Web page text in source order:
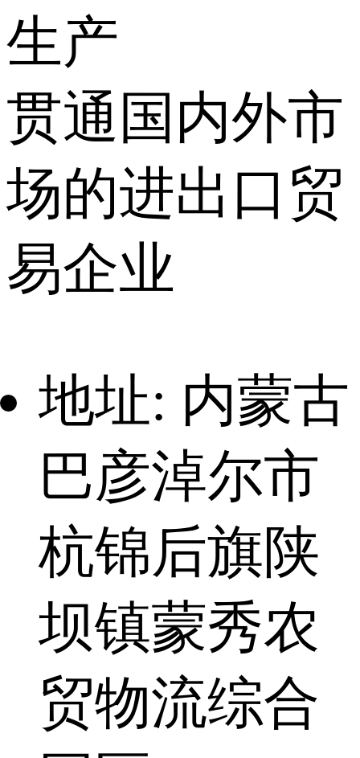
生产
贯通国内外市
场的进出口贸
易企业
地址: 内蒙古
巴彦淖尔市
杭锦后旗陕
坝镇蒙秀农
贸物流综合